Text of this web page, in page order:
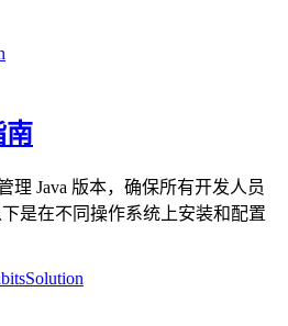
南
理 Java 版本，确保所有开发人员
是在不同操作系统上安装和配置
Solution